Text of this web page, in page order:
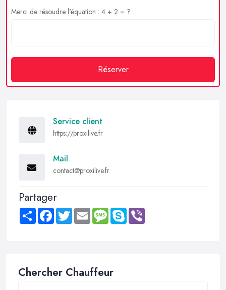
Merci de résoudre l'équation : 4 + 2 = ?
Réserver
Service client
https://proxilive.fr
Mail
contact@proxilive.fr
Partager
Share FacebookTwitter Email MessageSkype
Chercher Chauffeur